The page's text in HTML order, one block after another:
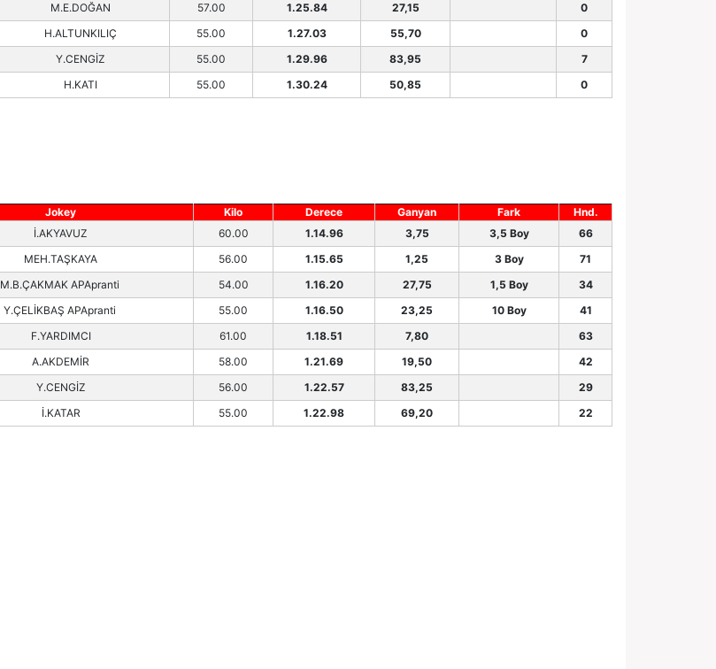
M.E.DOĞAN 57.00 1.25.84 27,15
0
H.ALTUNKILIÇ 55.00 1.27.03 55,70
0
Y.CENGİZ 55.00 1.29.96 83,95
7
H.KATI 55.00 1.30.24 50,85 0
Jokey Kilo Derece Ganyan Fark
Hnd.
İ.AKYAVUZ 60.00 1.14.96 3,75 3,5 Boy
66
MEH.TAŞKAYA 56.00 1.15.65 1,25 3 Boy
71
M.B.ÇAKMAK APApranti 54.00 1.16.20 27,75 1,5 Boy
34
Y.ÇELİKBAŞ APApranti 55.00 1.16.50 23,25 10 Boy
41
F.YARDIMCI 61.00 1.18.51 7,80
63
A.AKDEMİR 58.00 1.21.69 19,50
42
Y.CENGİZ 56.00 1.22.57 83,25
29
İ.KATAR 55.00 1.22.98 69,20 22